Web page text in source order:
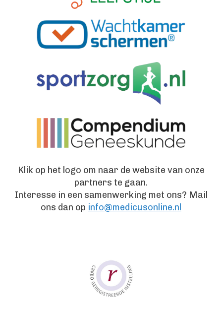
Klik op het logo om naar de website van onze
partners te gaan.
Interesse in een samenwerking met ons? Mail
ons dan op info@medicusonline.nl